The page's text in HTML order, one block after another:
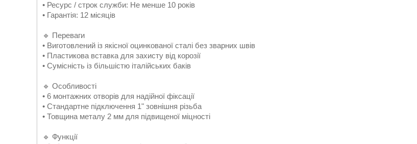
• Ресурс / строк служби: Не менше 10 років
• Гарантія: 12 місяців
🔹 Переваги
• Виготовлений із якісної оцинкованої сталі без зварних швів
• Пластикова вставка для захисту від корозії
• Сумісність із більшістю італійських баків
🔹 Особливості
• 6 монтажних отворів для надійної фіксації
• Стандартне підключення 1" зовнішня різьба
• Товщина металу 2 мм для підвищеної міцності
🔹 Функції